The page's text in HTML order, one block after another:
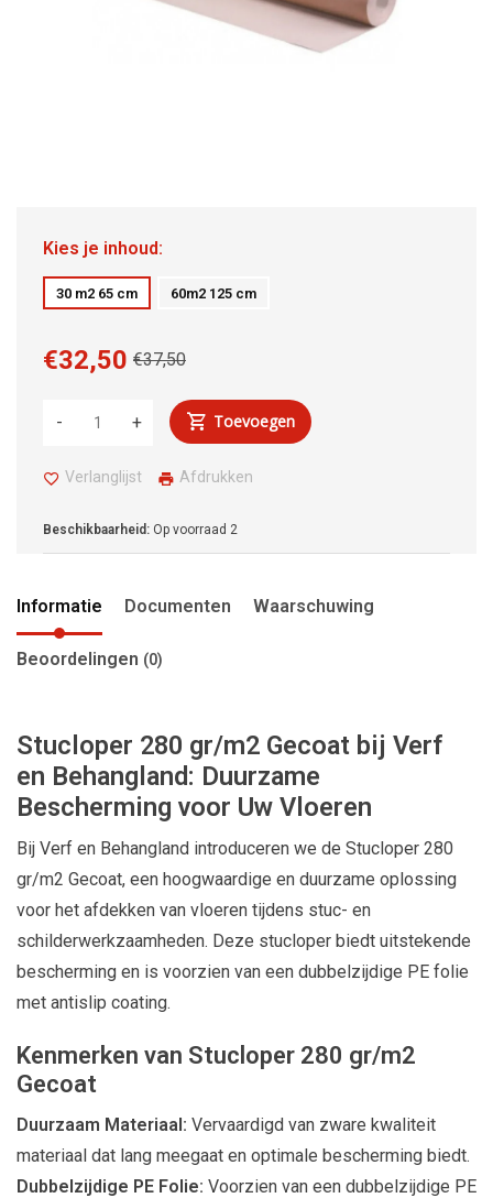
Kies je inhoud:
30 m2 65 cm 60m2 125 cm
€37,50
€32,50
+
- Toevoegen
Verlanglijst Afdrukken
Beschikbaarheid: Op voorraad 2
Informatie Documenten Waarschuwing
Beoordelingen (0)
Stucloper 280 gr/m2 Gecoat bij Verf
en Behangland: Duurzame
Bescherming voor Uw Vloeren
Bij Verf en Behangland introduceren we de Stucloper 280
gr/m2 Gecoat, een hoogwaardige en duurzame oplossing
voor het afdekken van vloeren tijdens stuc- en
schilderwerkzaamheden. Deze stucloper biedt uitstekende
bescherming en is voorzien van een dubbelzijdige PE folie
met antislip coating.
Kenmerken van Stucloper 280 gr/m2
Gecoat
Duurzaam Materiaal: Vervaardigd van zware kwaliteit
materiaal dat lang meegaat en optimale bescherming biedt.
Dubbelzijdige PE Folie: Voorzien van een dubbelzijdige PE